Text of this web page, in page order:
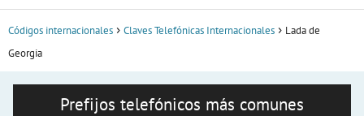
Códigos internacionales Claves Telefónicas Internacionales
Lada de
Georgia
Prefijos telefónicos más comunes